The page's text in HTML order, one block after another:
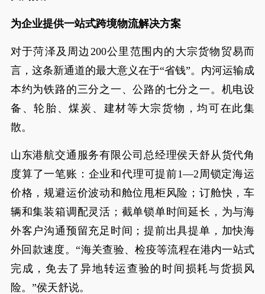
为企业提供一站式跨境物流解决方案
对于菏泽及周边200公里范围内的大宗货物贸易而
言，这条新通道的最大意义在于“省钱”。内河运输成
本约为铁路的三分之一、公路的七分之一。机电设
备、轮胎、煤炭、建材等大宗货物，均可在此集
散。
山东港航交通服务有限公司总经理侯天舒从货代角
度算了一笔账：企业和代理可提前1—2周锁定海运
价格，规避运价波动和舱位甩柜风险；订舱快，车
辆和集装箱调配灵活；截单锁单时间延长，为与海
外客户沟通预留充足时间；提前出具提单，加快海
外回款速度。“海关查验、检疫等流程在港内一站式
完成，免去了异地转运查验的时间损耗与货损风
险。”侯天舒说。